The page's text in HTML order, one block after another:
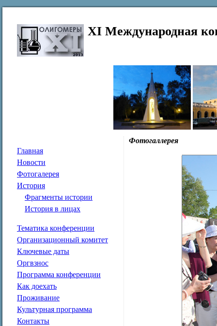
XI Международная
Главная
Новости
Фотогалерея
История
Фрагменты истории
История в лицах
Тематика конференции
Организационный комитет
Ключевые даты
Оргвзнос
Программа конференции
Как доехать
Проживание
Культурная программа
Контакты
Фотогаллерея